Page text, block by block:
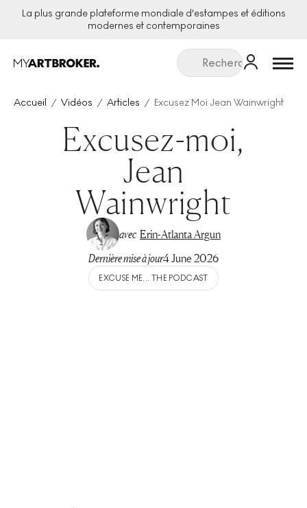
La plus grande plateforme mondiale d'estampes et éditions
modernes et contemporaines
Menu
Accueil Vidéos Articles Excusez Moi Jean Wainwright
Excusez-moi,
Jean
Wainwright
avec Erin-Atlanta Argun
Dernière mise à jour4 June 2026
EXCUSE ME... THE PODCAST